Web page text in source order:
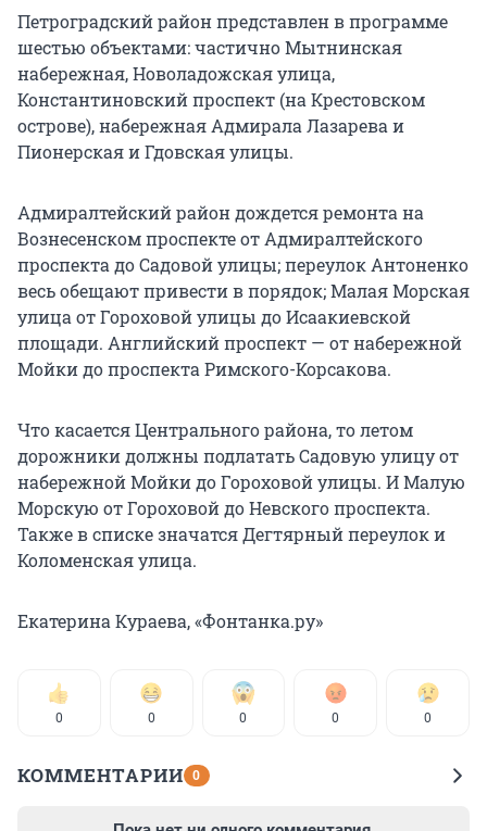
Петроградский район представлен в программе
шестью объектами: частично Мытнинская
набережная, Новоладожская улица,
Константиновский проспект (на Крестовском
острове), набережная Адмирала Лазарева и
Пионерская и Гдовская улицы.
Адмиралтейский район дождется ремонта на
Вознесенском проспекте от Адмиралтейского
проспекта до Садовой улицы; переулок Антоненко
весь обещают привести в порядок; Малая Морская
улица от Гороховой улицы до Исаакиевской
площади. Английский проспект — от набережной
Мойки до проспекта Римского-Корсакова.
Что касается Центрального района, то летом
дорожники должны подлатать Садовую улицу от
набережной Мойки до Гороховой улицы. И Малую
Морскую от Гороховой до Невского проспекта.
Также в списке значатся Дегтярный переулок и
Коломенская улица.
Екатерина Кураева, «Фонтанка.ру»
0 0 0 0 0
КОММЕНТАРИИ 0